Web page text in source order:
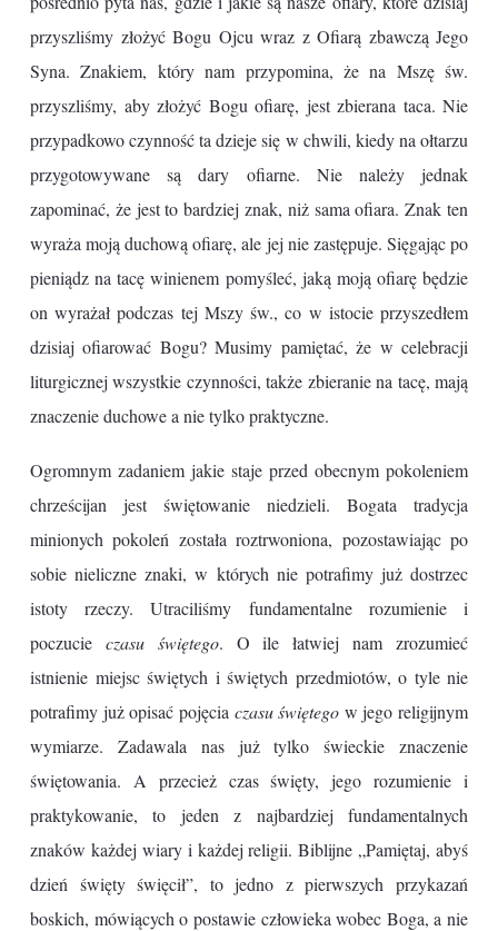
przyszliśmy złożyć Bogu Ojcu wraz z Ofiarą zbawczą Jego
Syna. Znakiem, który nam przypomina, że na Mszę św.
przyszliśmy, aby złożyć Bogu ofiarę, jest zbierana taca. Nie
przypadkowo czynność ta dzieje się w chwili, kiedy na ołtarzu
przygotowywane są dary ofiarne. Nie należy jednak
zapominać, że jest to bardziej znak, niż sama ofiara. Znak ten
wyraża moją duchową ofiarę, ale jej nie zastępuje. Sięgając po
pieniądz na tacę winienem pomyśleć, jaką moją ofiarę będzie
on wyrażał podczas tej Mszy św., co w istocie przyszedłem
dzisiaj ofiarować Bogu? Musimy pamiętać, że w celebracji
liturgicznej wszystkie czynności, także zbieranie na tacę, mają
znaczenie duchowe a nie tylko praktyczne.
Ogromnym zadaniem jakie staje przed obecnym pokoleniem
chrześcijan jest świętowanie niedzieli. Bogata tradycja
minionych pokoleń została roztrwoniona, pozostawiając po
sobie nieliczne znaki, w których nie potrafimy już dostrzec
istoty rzeczy. Utraciliśmy fundamentalne rozumienie i
poczucie czasu świętego. O ile łatwiej nam zrozumieć
istnienie miejsc świętych i świętych przedmiotów, o tyle nie
potrafimy już opisać pojęcia czasu świętego w jego religijnym
wymiarze. Zadawala nas już tylko świeckie znaczenie
świętowania. A przecież czas święty, jego rozumienie i
praktykowanie, to jeden z najbardziej fundamentalnych
znaków każdej wiary i każdej religii. Biblijne „Pamiętaj, abyś
dzień święty święcił”, to jedno z pierwszych przykazań
boskich, mówiących o postawie człowieka wobec Boga, a nie